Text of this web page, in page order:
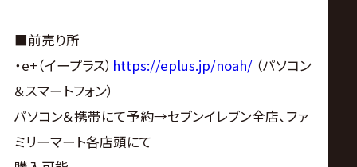
■前売り所
・e+（イープラス） https://eplus.jp/noah/（パソコン
＆スマートフォン）
パソコン＆携帯にて予約→セブンイレブン全店、ファ
ミリーマート各店頭にて